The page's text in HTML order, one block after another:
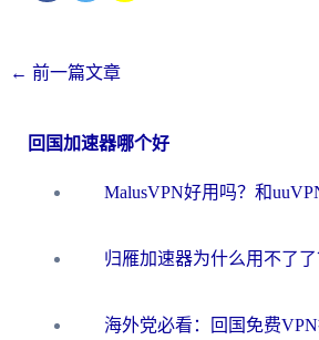
← 前一篇文章
回国加速器哪个好